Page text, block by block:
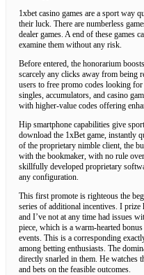
1xbet casino games are a sport way
their luck. There are numberless
dealer games. A end of these games
examine them without any risk.
Before entered, the honorarium
scarcely any clicks away from being
users to free promo codes looking
singles, accumulators, and casino
with higher-value codes offering
Hip smartphone capabilities give
download the 1xBet game, instantly
of the proprietary nimble client, the
with the bookmaker, with no rule
skillfully developed proprietary
any configuration.
This first promote is righteous the
series of additional incentives. I prize
and I’ve not at any time had issues
piece, which is a warm-hearted
events. This is a corresponding
among betting enthusiasts. The
directly snarled in them. He watches
and bets on the feasible outcomes.